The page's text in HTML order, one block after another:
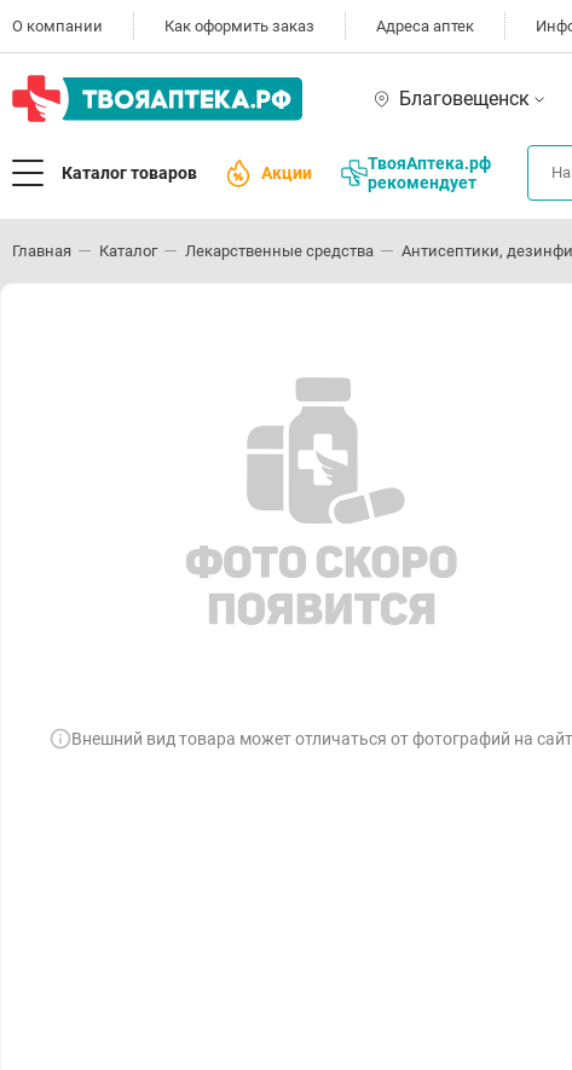
О компании Как оформить заказ Адреса аптек
Благовещенск
Каталог товаров Акции
ТвояАптека.рф
рекомендует
Главная Каталог Лекарственные средства Антисептики,
Внешний вид товара может отличаться от фотографий на